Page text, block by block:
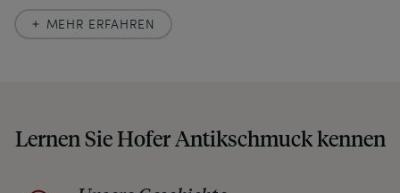
Sie, wenn unser Paket zu Ihnen kommt, keine
müssen.
MEHR ERFAHREN
Lernen Sie Hofer Antikschmuck kennen